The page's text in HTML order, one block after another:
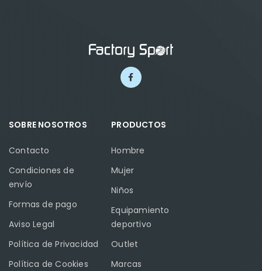
SOBRE NOSOTROS
Contacto
Condiciones de
envío
Formas de pago
Aviso Legal
Política de Privacidad
Política de Cookies
PRODUCTOS
Hombre
Mujer
Niños
Equipamiento
deportivo
Outlet
Marcas